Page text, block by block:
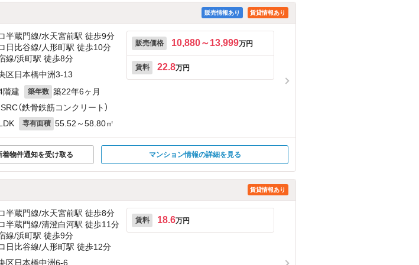
販売情報あり 賃貸情報あり
半蔵門線/水天宮前駅 徒歩9分
日比谷線/人形町駅 徒歩10分
線/浜町駅 徒歩8分
区日本橋中洲3-13
階建 築年数 築22年6ヶ月
SRC（鉄骨鉄筋コンクリート）
専有面積 55.52～58.80㎡
販売価格 10,880～13,999万円
賃料 22.8万円
物件通知を受け取る マンション情報の詳細を見る
賃貸情報あり
半蔵門線/水天宮前駅 徒歩8分
半蔵門線/清澄白河駅 徒歩11分
線/浜町駅 徒歩9分
日比谷線/人形町駅 徒歩12分
区日本橋中洲6-6
賃料 18.6万円